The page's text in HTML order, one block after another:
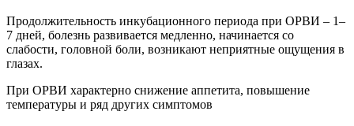
Продолжительность инкубационного периода при ОРВИ – 1–
7 дней, болезнь развивается медленно, начинается со
слабости, головной боли, возникают неприятные ощущения в
глазах.
При ОРВИ характерно снижение аппетита, повышение
температуры и ряд других симптомов